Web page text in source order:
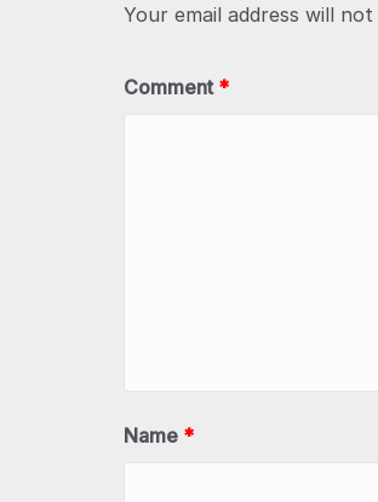
Your email address will
Comment *
Name *